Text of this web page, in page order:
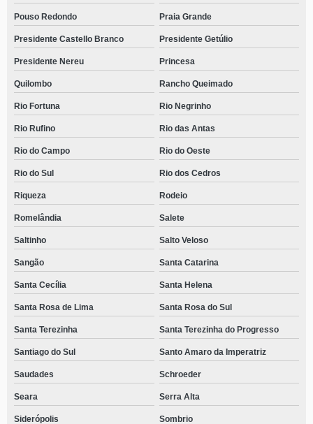
Pouso Redondo Praia Grande
Presidente Castello Branco Presidente Getúlio
Presidente Nereu Princesa
Quilombo Rancho Queimado
Rio Fortuna Rio Negrinho
Rio Rufino Rio das Antas
Rio do Campo Rio do Oeste
Rio do Sul Rio dos Cedros
Riqueza Rodeio
Romelândia Salete
Saltinho Salto Veloso
Sangão Santa Catarina
Santa Cecília Santa Helena
Santa Rosa de Lima Santa Rosa do Sul
Santa Terezinha Santa Terezinha do Progresso
Santiago do Sul Santo Amaro da Imperatriz
Saudades Schroeder
Seara Serra Alta
Siderópolis Sombrio